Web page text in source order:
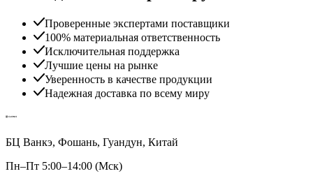
Проверенные экспертами поставщики
100% материальная ответственность
Исключительная поддержка
Лучшие цены на рынке
Уверенность в качестве продукции
Надежная доставка по всему миру
БЦ Ванкэ, Фошань, Гуандун, Китай
Пн–Пт 5:00–14:00 (Мск)